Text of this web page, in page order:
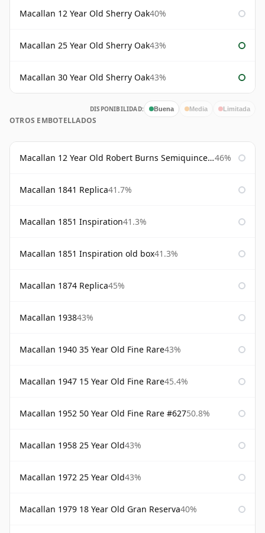
Macallan 12 Year Old Sherry Oak40%
Macallan 25 Year Old Sherry Oak43%
Macallan 30 Year Old Sherry Oak43%
DISPONIBILIDAD: Buena Media Limitada
OTROS EMBOTELLADOS
Macallan 12 Year Old Robert Burns Semiquincentenary 46%
Macallan 1841 Replica41.7%
Macallan 1851 Inspiration41.3%
Macallan 1851 Inspiration old box41.3%
Macallan 1874 Replica45%
Macallan 193843%
Macallan 1940 35 Year Old Fine Rare43%
Macallan 1947 15 Year Old Fine Rare45.4%
Macallan 1952 50 Year Old Fine Rare #62750.8%
Macallan 1958 25 Year Old43%
Macallan 1972 25 Year Old43%
Macallan 1979 18 Year Old Gran Reserva40%